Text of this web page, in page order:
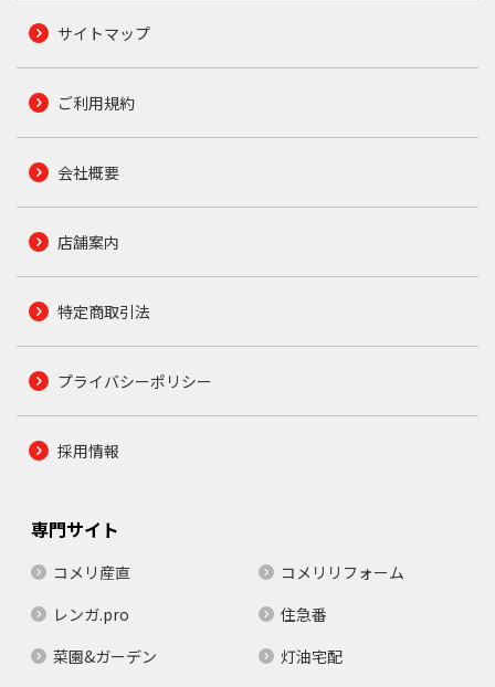
サイトマップ
ご利用規約
会社概要
店舗案内
特定商取引法
プライバシーポリシー
採用情報
専門サイト
コメリ産直
コメリリフォーム
レンガ.pro
住急番
菜園&ガーデン
灯油宅配